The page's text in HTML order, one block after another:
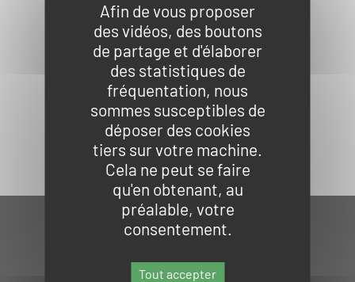
d'information
Espace Presse
Livre d'or
Aucun résultat ne correspond à votre recherche.
Afin de vous proposer
des vidéos, des boutons
de partage et d'élaborer
des statistiques de
fréquentation, nous
sommes susceptibles de
déposer des cookies
tiers sur votre machine.
Cela ne peut se faire
qu'en obtenant, au
préalable, votre
consentement.
Tout accepter